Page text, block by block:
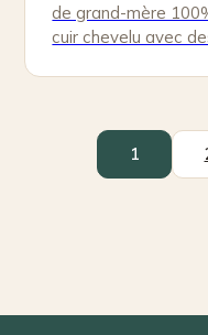
de grand-mère
cuir chevelu avec
1